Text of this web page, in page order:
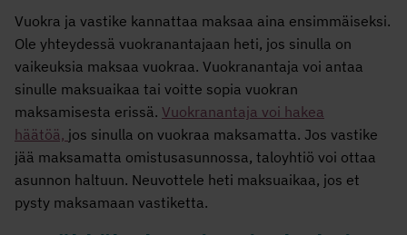
Vuokra ja vastike kannattaa maksaa aina ensimmäiseksi.
Ole yhteydessä vuokranantajaan heti, jos sinulla on
vaikeuksia maksaa vuokraa. Vuokranantaja voi antaa
sinulle maksuaikaa tai voitte sopia vuokran
maksamisesta erissä. Vuokranantaja voi hakea
häätöä, jos sinulla on vuokraa maksamatta. Jos vastike
jää maksamatta omistusasunnossa, taloyhtiö voi ottaa
asunnon haltuun. Neuvottele heti maksuaikaa, jos et
pysty maksamaan vastiketta.